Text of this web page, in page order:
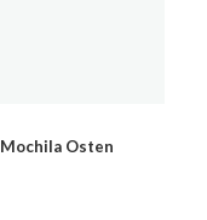
Mochila Osten